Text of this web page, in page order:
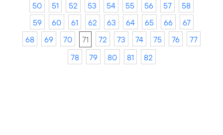
50
51 52 53 54 55 56 57
58
59
60 61 62 63 64 65 66
67
68
69 70 71 72 73 74 75 76
77
78
79 80 81 82